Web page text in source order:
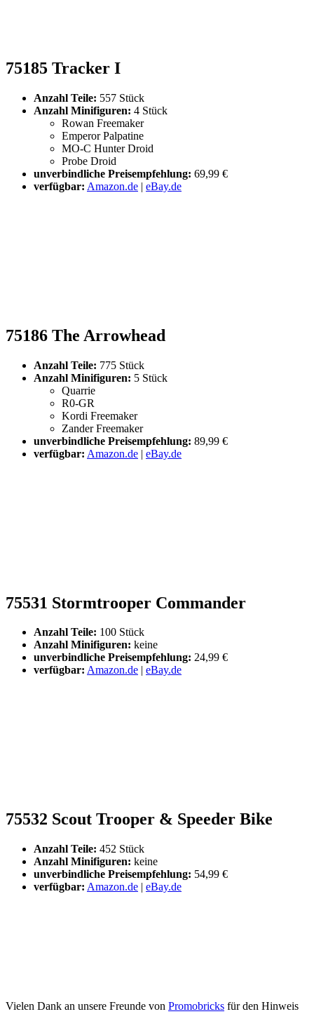
75185 Tracker I
Anzahl Teile: 557 Stück
Anzahl Minifiguren: 4 Stück
Rowan Freemaker
Emperor Palpatine
MO-C Hunter Droid
Probe Droid
unverbindliche Preisempfehlung: 69,99 €
verfügbar: Amazon.de | eBay.de
75186 The Arrowhead
Anzahl Teile: 775 Stück
Anzahl Minifiguren: 5 Stück
Quarrie
R0-GR
Kordi Freemaker
Zander Freemaker
unverbindliche Preisempfehlung: 89,99 €
verfügbar: Amazon.de | eBay.de
75531 Stormtrooper Commander
Anzahl Teile: 100 Stück
Anzahl Minifiguren: keine
unverbindliche Preisempfehlung: 24,99 €
verfügbar: Amazon.de | eBay.de
75532 Scout Trooper & Speeder Bike
Anzahl Teile: 452 Stück
Anzahl Minifiguren: keine
unverbindliche Preisempfehlung: 54,99 €
verfügbar: Amazon.de | eBay.de
Vielen Dank an unsere Freunde von Promobricks für den Hinweis